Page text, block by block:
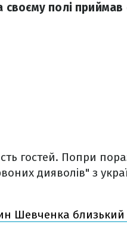
полі приймав
гостей. Попри
дияволів" з
Шевченка